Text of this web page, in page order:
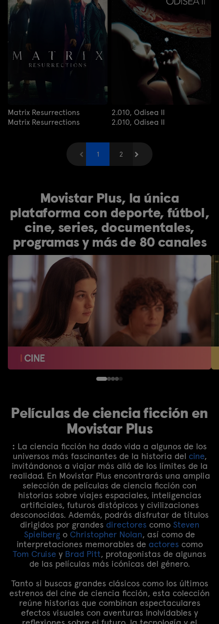
Matrix Resurrections
Matrix Resurrections
2.010, Odisea II
2.010, Odisea II
Anterior
1 2
Siguiente
Movistar Plus, la única
plataforma con deporte, fútbol,
cine, series, documentales,
programas y más de 80 canales
Películas de ciencia ficción en
Movistar Plus
: La ciencia ficción ha dado vida a algunos de los
universos más fascinantes de la historia del cine,
invitándonos a viajar más allá de los límites de la
realidad. En Movistar Plus encontrarás una amplia
selección de películas de ciencia ficción con
historias sobre viajes espaciales, inteligencias
artificiales, futuros distópicos y civilizaciones
desconocidas. Además, podrás disfrutar de títulos
dirigidos por grandes directores como Steven
Spielberg o Christopher Nolan, así como de
interpretaciones memorables de actores como
Tom Cruise y Brad Pitt, protagonistas de algunas
de las películas más icónicas del género.
Tanto si buscas grandes clásicos como los últimos
estrenos del cine de ciencia ficción, esta colección
reúne historias que combinan espectaculares
efectos visuales con aventuras inolvidables y